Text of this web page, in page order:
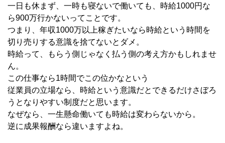
一日も休まず、一時も寝ないで働いても、時給1000円な
ら900万行かないってことです。
つまり、年収1000万以上稼ぎたいなら時給という時間を
切り売りする意識を捨てないとダメ。
時給って、もらう側じゃなく払う側の考え方かもしれませ
ん。
この仕事なら1時間でこの位かなという
従業員の立場なら、時給という意識だとできるだけさぼろ
うとなりやすい制度だと思います。
なぜなら、一生懸命働いても時給は変わらないから。
逆に成果報酬なら違いますよね。